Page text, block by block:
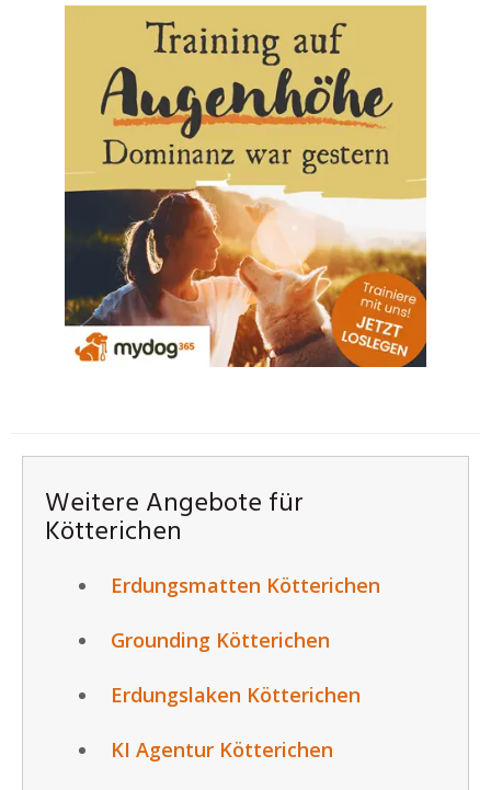
Weitere Angebote für
Kötterichen
Erdungsmatten Kötterichen
Grounding Kötterichen
Erdungslaken Kötterichen
KI Agentur Kötterichen